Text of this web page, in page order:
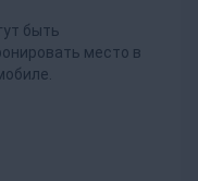
быть
место в